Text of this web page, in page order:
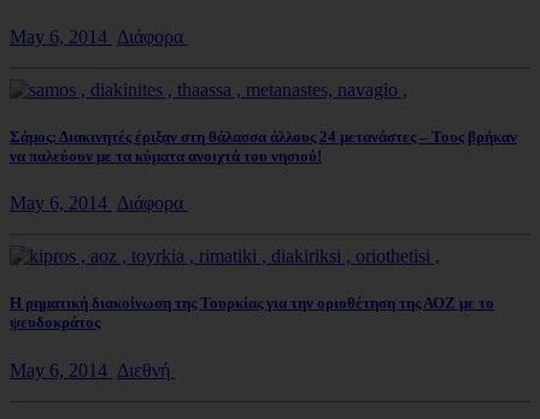
May 6, 2014 Διάφορα
Σάμος: Διακινητές έριξαν στη θάλασσα άλλους 24 μετανάστες – Τους βρήκαν
να παλεύουν με τα κύματα ανοιχτά του νησιού!
May 6, 2014 Διάφορα
Η ρηματική διακοίνωση της Τουρκίας για την οριοθέτηση της ΑΟΖ με το
ψευδοκράτος
May 6, 2014 Διεθνή